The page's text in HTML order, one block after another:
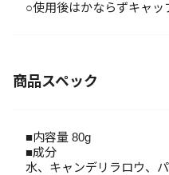
○使用後はかならずキャッ
商品スペック
■内容量 80g
■成分
水、キャンデリラロウ、